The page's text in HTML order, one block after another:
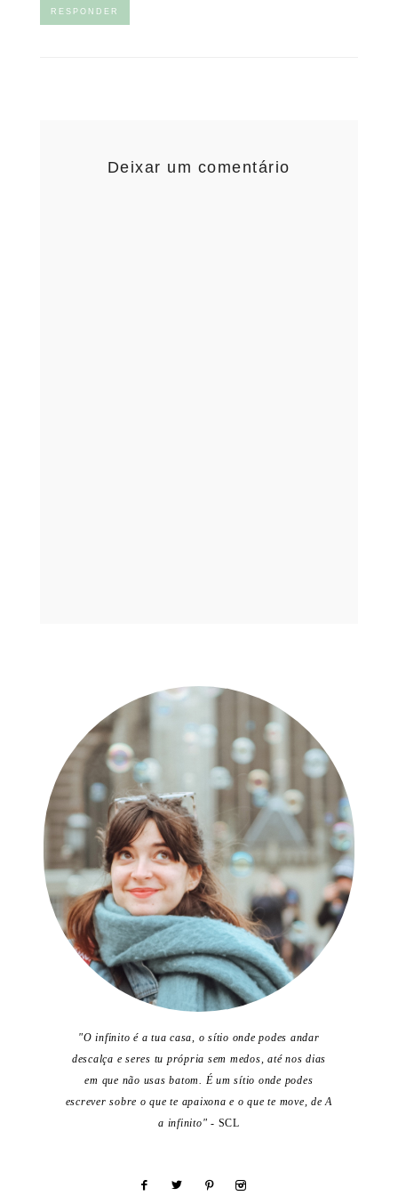
RESPONDER
Deixar um comentário
"O infinito é a tua casa, o sítio onde podes andar
descalça e seres tu própria sem medos, até nos dias
em que não usas batom. É um sítio onde podes
escrever sobre o que te apaixona e o que te move, de A
a infinito"- SCL